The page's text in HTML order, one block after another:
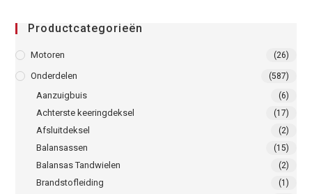
Productcategorieën
Motoren (26)
Onderdelen (587)
Aanzuigbuis (6)
Achterste keeringdeksel (17)
Afsluitdeksel (2)
Balansassen (15)
Balansas Tandwielen (2)
Brandstofleiding (1)